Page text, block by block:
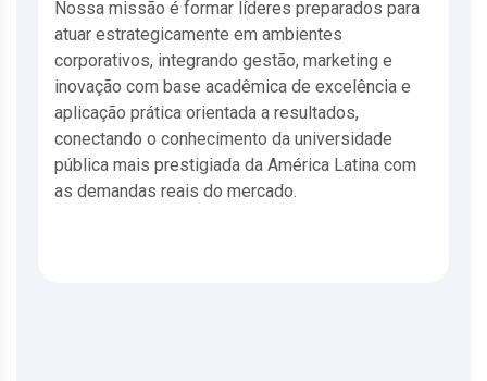
Nossa missão é formar líderes preparados para
atuar estrategicamente em ambientes
corporativos, integrando gestão, marketing e
inovação com base acadêmica de excelência e
aplicação prática orientada a resultados,
conectando o conhecimento da universidade
pública mais prestigiada da América Latina com
as demandas reais do mercado.